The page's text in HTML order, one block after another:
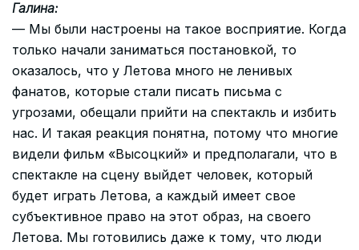
Галина:
— Мы были настроены на такое восприятие. Когда
только начали заниматься постановкой, то
оказалось, что у Летова много не ленивых
фанатов, которые стали писать письма с
угрозами, обещали прийти на спектакль и избить
нас. И такая реакция понятна, потому что многие
видели фильм «Высоцкий» и предполагали, что в
спектакле на сцену выйдет человек, который
будет играть Летова, а каждый имеет свое
субъективное право на этот образ, на своего
Летова. Мы готовились даже к тому, что люди